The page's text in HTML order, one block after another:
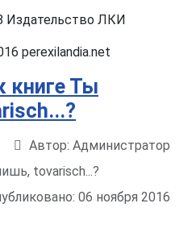
Издательство ЛКИ
perexilandia.net
книге Ты
Автор: Администратор
tovarisch...?
06 ноября 2016